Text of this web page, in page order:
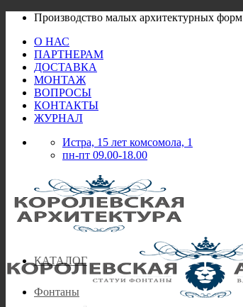
Skip
content
Производство малых архитектурных форм
О НАС
ПАРТНЕРАМ
ДОСТАВКА
МОНТАЖ
ВОПРОСЫ
КОНТАКТЫ
ЖУРНАЛ
Истра, 15 лет комсомола, 1
пн-пт 09.00-18.00
КАТАЛОГ
Фонтаны